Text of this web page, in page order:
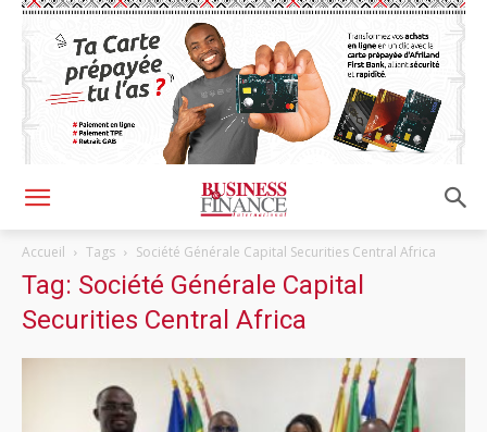
Accueil Tags Société Générale Capital Securities Central Africa
Tag: Société Générale Capital
Securities Central Africa